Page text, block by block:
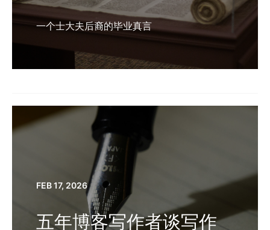
一个士大夫后裔的毕业真言
FEB 17, 2026
五年博客写作者谈写作